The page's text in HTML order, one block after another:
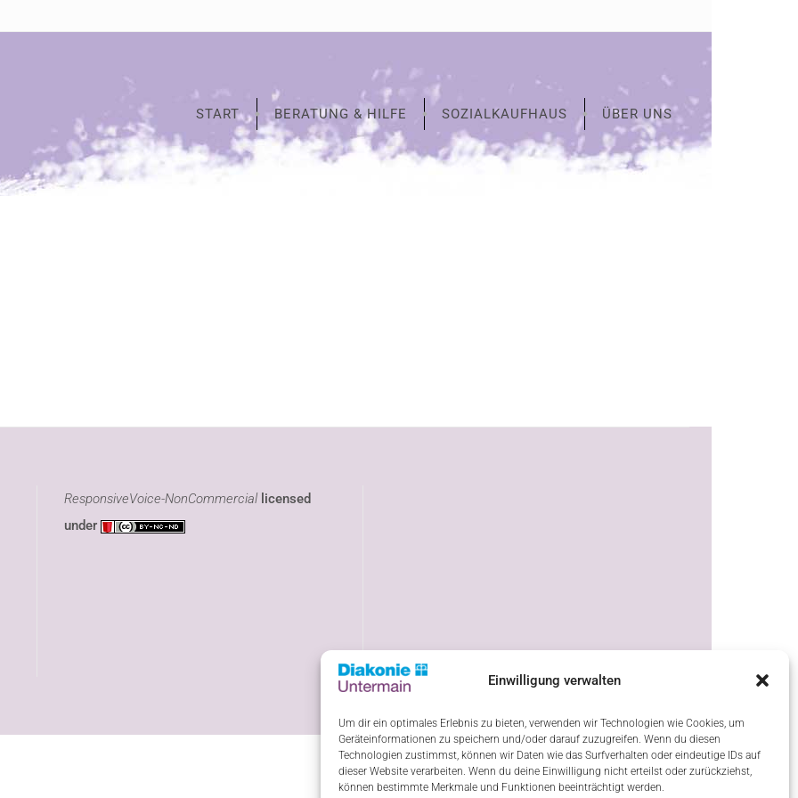
Einwilligung verwalten
Um dir ein optimales Erlebnis zu bieten, verwenden wir Technologien wie Cookies, um
Geräteinformationen zu speichern und/oder darauf zuzugreifen. Wenn du diesen
Technologien zustimmst, können wir Daten wie das Surfverhalten oder eindeutige IDs auf
dieser Website verarbeiten. Wenn du deine Einwilligung nicht erteilst oder zurückziehst,
können bestimmte Merkmale und Funktionen beeinträchtigt werden.
START BERATUNG & HILFE SOZIALKAUFHAUS ÜBER UNS
ResponsiveVoice-NonCommerciallicensed
under